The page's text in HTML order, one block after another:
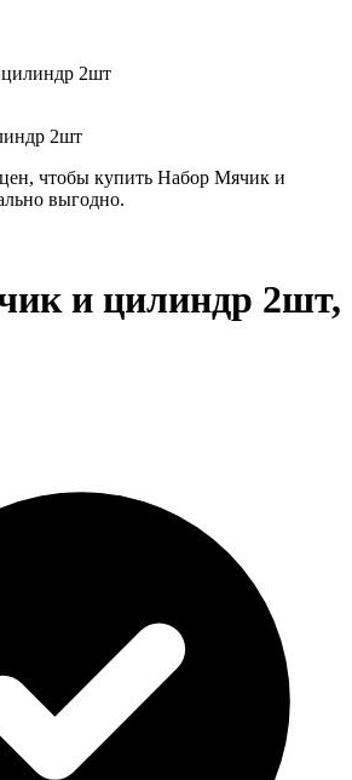
2шт
чтобы купить Набор Мячик и
выгодно.
и цилиндр 2шт,